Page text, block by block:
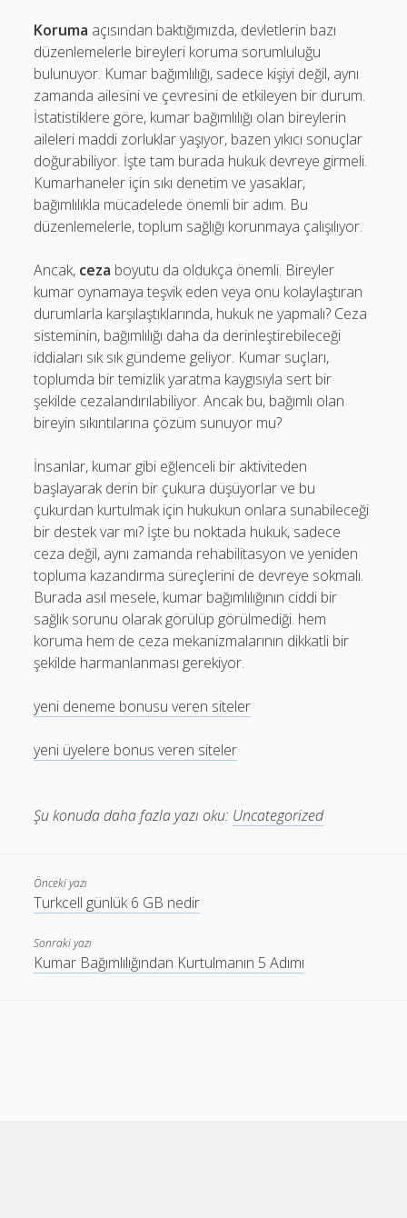
Koruma açısından baktığımızda, devletlerin bazı
düzenlemelerle bireyleri koruma sorumluluğu
bulunuyor. Kumar bağımlılığı, sadece kişiyi değil, aynı
zamanda ailesini ve çevresini de etkileyen bir durum.
İstatistiklere göre, kumar bağımlılığı olan bireylerin
aileleri maddi zorluklar yaşıyor, bazen yıkıcı sonuçlar
doğurabiliyor. İşte tam burada hukuk devreye girmeli.
Kumarhaneler için sıkı denetim ve yasaklar,
bağımlılıkla mücadelede önemli bir adım. Bu
düzenlemelerle, toplum sağlığı korunmaya çalışılıyor.
Ancak, ceza boyutu da oldukça önemli. Bireyler
kumar oynamaya teşvik eden veya onu kolaylaştıran
durumlarla karşılaştıklarında, hukuk ne yapmalı? Ceza
sisteminin, bağımlılığı daha da derinleştirebileceği
iddiaları sık sık gündeme geliyor. Kumar suçları,
toplumda bir temizlik yaratma kaygısıyla sert bir
şekilde cezalandırılabiliyor. Ancak bu, bağımlı olan
bireyin sıkıntılarına çözüm sunuyor mu?
İnsanlar, kumar gibi eğlenceli bir aktiviteden
başlayarak derin bir çukura düşüyorlar ve bu
çukurdan kurtulmak için hukukun onlara sunabileceği
bir destek var mı? İşte bu noktada hukuk, sadece
ceza değil, aynı zamanda rehabilitasyon ve yeniden
topluma kazandırma süreçlerini de devreye sokmalı.
Burada asıl mesele, kumar bağımlılığının ciddi bir
sağlık sorunu olarak görülüp görülmediği. hem
koruma hem de ceza mekanizmalarının dikkatli bir
şekilde harmanlanması gerekiyor.
yeni deneme bonusu veren siteler
yeni üyelere bonus veren siteler
Şu konuda daha fazla yazı oku: Uncategorized
Önceki yazı
Turkcell günlük 6 GB nedir
Sonraki yazı
Kumar Bağımlılığından Kurtulmanın 5 Adımı